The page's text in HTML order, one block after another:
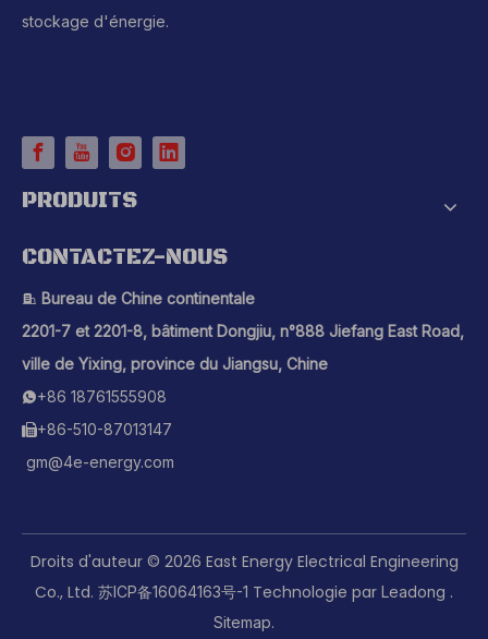
stockage d'énergie.
PRODUITS
CONTACTEZ-NOUS
 Bureau de Chine continentale
2201-7 et 2201-8, bâtiment Dongjiu, n°888 Jiefang East Road,
ville de Yixing, province du Jiangsu, Chine
+86 18761555908
+86-510-87013147
gm@4e-energy.com
Droits d'auteur © 2026 East Energy Electrical Engineering
Co., Ltd. 苏ICP备16064163号-1 Technologie par Leadong .
Sitemap.